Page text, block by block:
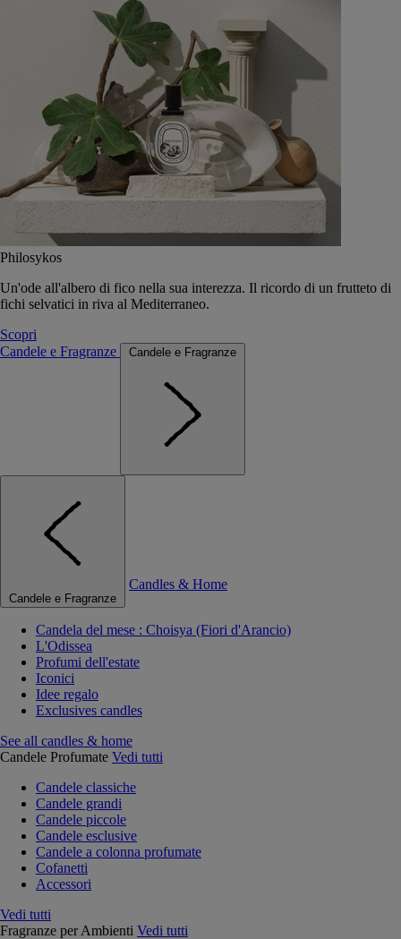
Philosykos
Un'ode all'albero di fico nella sua interezza. Il ricordo di un frutteto di
fichi selvatici in riva al Mediterraneo.
Scopri
Candele e Fragranze
Candele e Fragranze
Candele e Fragranze
Candles & Home
Candela del mese : Choisya (Fiori d'Arancio)
L'Odissea
Profumi dell'estate
Iconici
Idee regalo
Exclusives candles
See all candles & home
Candele Profumate Vedi tutti
Candele classiche
Candele grandi
Candele piccole
Candele esclusive
Candele a colonna profumate
Cofanetti
Accessori
Vedi tutti
Fragranze per Ambienti Vedi tutti